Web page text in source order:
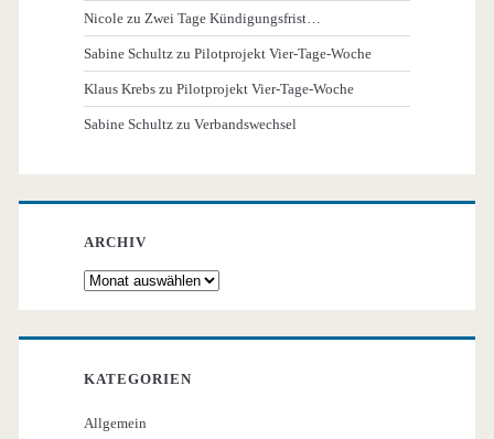
Nicole zu Zwei Tage Kündigungsfrist…
Sabine Schultz zuPilotprojekt Vier-Tage-Woche
Klaus Krebs zuPilotprojekt Vier-Tage-Woche
Sabine Schultz zuVerbandswechsel
ARCHIV
Archiv
KATEGORIEN
Allgemein